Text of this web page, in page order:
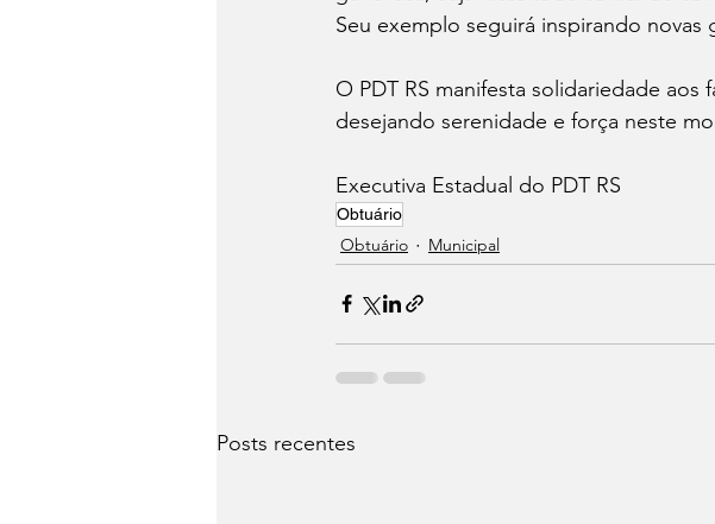
Seu exemplo seguirá inspirando novas
O PDT RS manifesta solidariedade
desejando serenidade e força neste
Executiva Estadual do PDT RS
Obtuário
Obtuário Municipal
Posts recentes